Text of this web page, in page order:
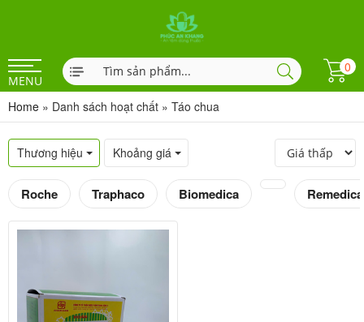
MENU
0
Home » Danh sách hoạt chất » Táo chua
Thương hiệu Khoảng giá
Roche Traphaco Biomedica Remedica